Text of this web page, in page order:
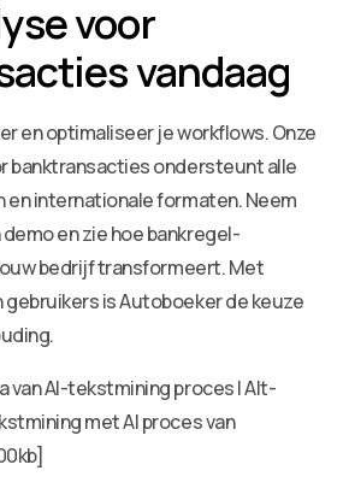
voor
vandaag
en optimaliseer je workflows. Onze
banktransacties ondersteunt alle
en internationale formaten. Neem
en zie hoe bankregel-
bedrijf transformeert. Met
is Autoboeker de keuze
van AI-tekstmining proces | Alt-
met AI proces van